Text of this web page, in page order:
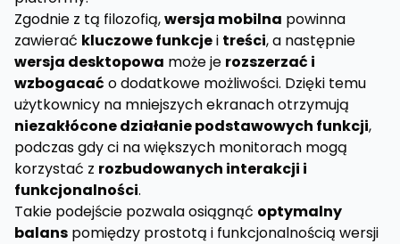
Zgodnie z tą filozofią,wersja mobilna powinna
zawierać kluczowe funkcjei treści, a następnie
wersja desktopowa może je rozszerzać i
wzbogacać o dodatkowe możliwości. Dzięki temu
użytkownicy na mniejszych ekranach otrzymują
niezakłócone działanie podstawowych funkcji,
podczas gdy ci na większych monitorach mogą
korzystać z rozbudowanych interakcji i
funkcjonalności.
Takie podejście pozwala osiągnąć optymalny
balans pomiędzy prostotą i funkcjonalnością wersji